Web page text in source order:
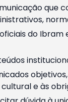
que
do Ibram
e às